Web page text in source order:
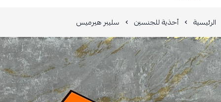
الرئيسية أحذية للجنسين سليبر هيرميس